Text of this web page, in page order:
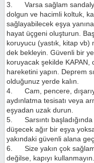
3. Varsa sağlam
dolgun ve hacimli koltuk,
sağlayabilecek eşya
hayat üçgeni oluşturun.
koruyucu (yastık, kitap vb)
dek bekleyin. Güvenli bir
koruyacak şekilde
hareketini yapın. Deprem
olduğunuz yerde kalın.
4. Cam, pencere,
aydınlatma tesisatı veya
eşyadan uzak durun.
5. Sarsıntı başladığında
düşecek ağır bir eşya
yakındaki güvenli alana
6. Size yakın çok sağlam
değilse, kapıyı